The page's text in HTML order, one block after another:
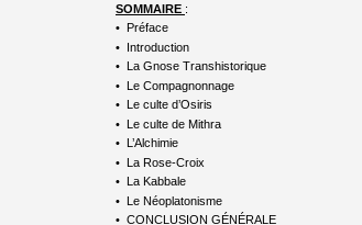
SOMMAIRE :
• Préface
• Introduction
• La Gnose Transhistorique
• Le Compagnonnage
• Le culte d’Osiris
• Le culte de Mithra
• L’Alchimie
• La Rose-Croix
• La Kabbale
• Le Néoplatonisme
• CONCLUSION GÉNÉRALE